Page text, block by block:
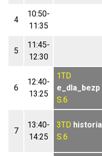
4
10:50-
11:35
5
11:45-
12:30
6
12:40-
13:25
1TD
e_dla_bezp
S.6
7
13:40-
14:25
3TD historia
S.6